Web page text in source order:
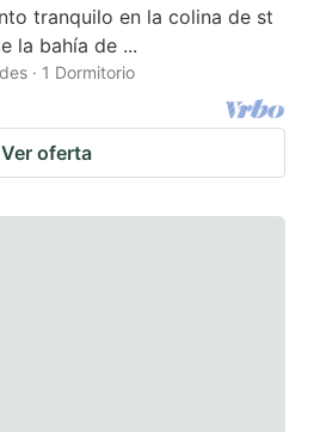
tranquilo en la colina de st
la bahía de ...
· 1 Dormitorio
Ver oferta